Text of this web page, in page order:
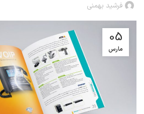
فرشید بهمنی
05
مارس